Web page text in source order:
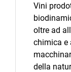
Vini
oltre ad
chimica e
della